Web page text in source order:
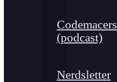
Codemacers
(podcast)
Nerdsletter